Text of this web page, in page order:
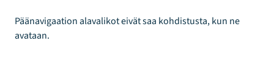
Päänavigaation alavalikot eivät saa kohdistusta, kun ne
avataan.